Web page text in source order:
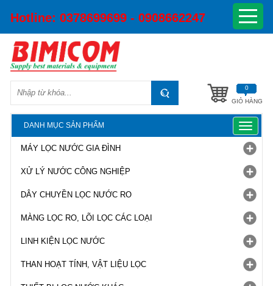
Hotline: 0378699699 - 0908662247
GIỎ HÀNG
0
DANH MỤC SẢN PHẨM
Toggle
MÁY LỌC NƯỚC GIA ĐÌNH
XỬ LÝ NƯỚC CÔNG NGHIỆP
DÂY CHUYỀN LỌC NƯỚC RO
MÀNG LỌC RO, LÕI LỌC CÁC LOẠI
LINH KIỆN LỌC NƯỚC
THAN HOẠT TÍNH, VẬT LIỆU LỌC